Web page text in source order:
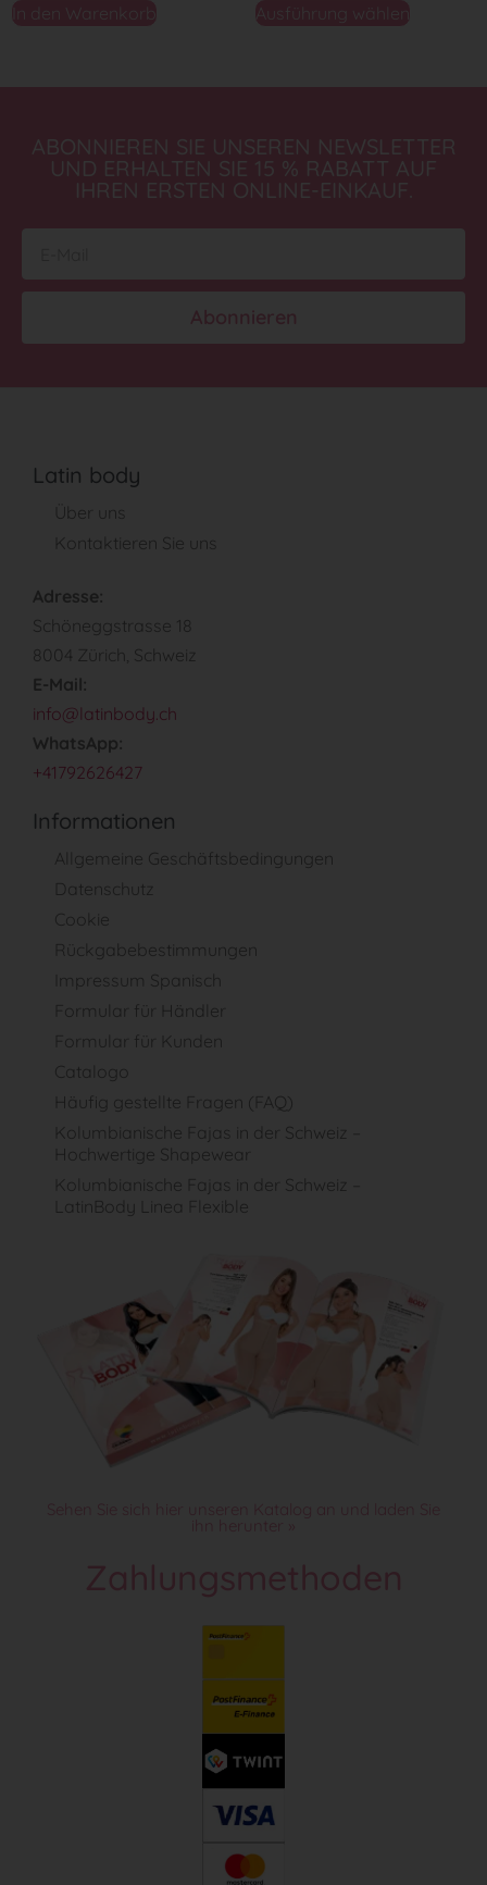
In den Warenkorb Ausführung wählen
ABONNIEREN SIE UNSEREN NEWSLETTER
UND ERHALTEN SIE 15 % RABATT AUF
IHREN ERSTEN ONLINE-EINKAUF.
Abonnieren
Latin body
Über uns
Kontaktieren Sie uns
Adresse:
Schöneggstrasse 18
8004 Zürich, Schweiz
E-Mail:
info@latinbody.ch
WhatsApp:
+41792626427
Informationen
Allgemeine Geschäftsbedingungen
Datenschutz
Cookie
Rückgabebestimmungen
Impressum Spanisch
Formular für Händler
Formular für Kunden
Catalogo
Häufig gestellte Fragen (FAQ)
Kolumbianische Fajas in der Schweiz –
Hochwertige Shapewear
Kolumbianische Fajas in der Schweiz –
LatinBody Linea Flexible
Sehen Sie sich hier unseren Katalog an und laden Sie
ihn herunter »
Zahlungsmethoden